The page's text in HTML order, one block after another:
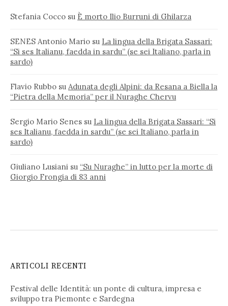
Stefania Cocco su È morto Ilio Burruni di Ghilarza
SENES Antonio Mario su La lingua della Brigata Sassari:
“Si ses Italianu, faedda in sardu” (se sei Italiano, parla in
sardo)
Flavio Rubbo su Adunata degli Alpini: da Resana a Biella la
“Pietra della Memoria” per il Nuraghe Chervu
Sergio Mario Senes su La lingua della Brigata Sassari: “Si
ses Italianu, faedda in sardu” (se sei Italiano, parla in
sardo)
Giuliano Lusiani su “Su Nuraghe” in lutto per la morte di
Giorgio Frongia di 83 anni
ARTICOLI RECENTI
Festival delle Identità: un ponte di cultura, impresa e
sviluppo tra Piemonte e Sardegna